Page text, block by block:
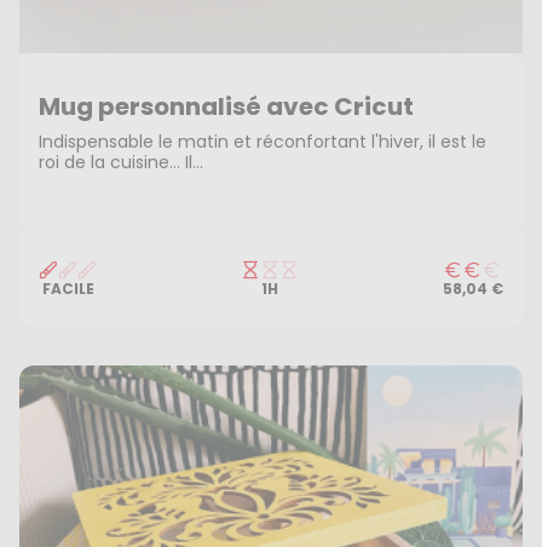
Mug personnalisé avec Cricut
Indispensable le matin et réconfortant l'hiver, il est le
roi de la cuisine… Il...
FACILE 1H 58,04 €